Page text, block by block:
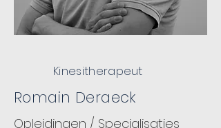
Kinesitherapeut
Romain Deraeck
Opleidingen / Specialisaties